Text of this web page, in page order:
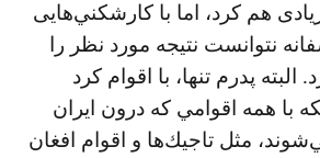
هم كرد، اما با كارشكني‌هايی
نتوانست نتيجه مورد نظر را
البته پدرم تنها، با اقوام كرد
با همه اقوامي كه درون ايران
مثل تاجيك‌ها و اقوام افغان